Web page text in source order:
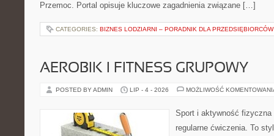
Przemoc. Portal opisuje kluczowe zagadnienia związane […]
CATEGORIES: BIZNES LODZIARNI – PORADNIK DLA PRZEDSIĘBIORCÓW
AEROBIK I FITNESS GRUPOWY
POSTED BY ADMIN LIP - 4 - 2026 MOŻLIWOŚĆ
Sport i aktywność
regularne ćwiczenia. To